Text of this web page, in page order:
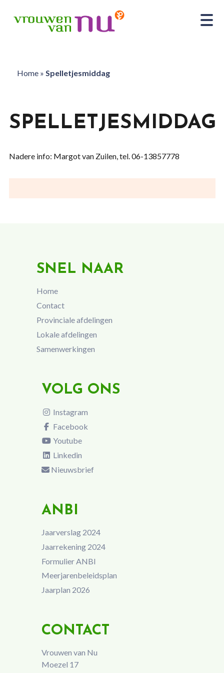
Home» Spelletjesmiddag
SPELLETJESMIDDAG
Nadere info: Margot van Zuilen, tel. 06-13857778
SNEL NAAR
Home
Contact
Provinciale afdelingen
Lokale afdelingen
Samenwerkingen
VOLG ONS
Instagram
Facebook
Youtube
Linkedin
Nieuwsbrief
ANBI
Jaarverslag 2024
Jaarrekening 2024
Formulier ANBI
Meerjarenbeleidsplan
Jaarplan 2026
CONTACT
Vrouwen van Nu
Moezel 17